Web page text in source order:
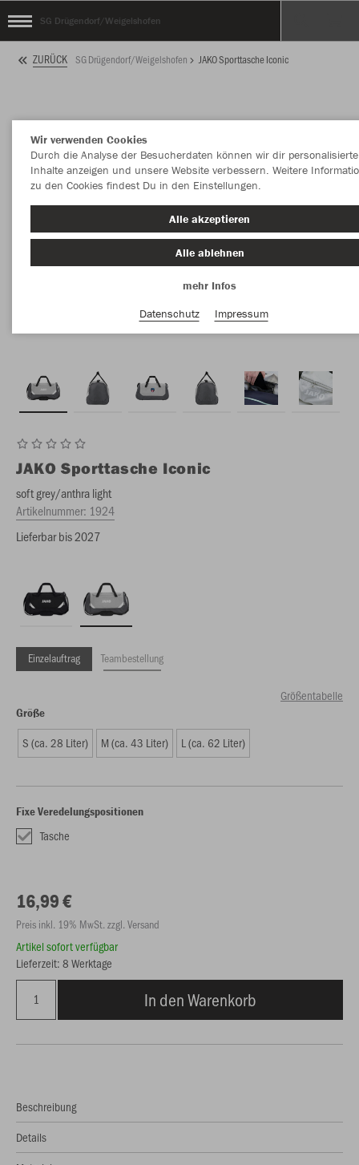
SG Drügendorf/Weigelshofen
ZURÜCK SG Drügendorf/Weigelshofen JAKO Sporttasche Iconic
JAKO Sporttasche Iconic
soft grey/anthra light
Artikelnummer: 1924
Lieferbar bis 2027
Einzelauftrag Teambestellung
Größentabelle
Größe
S (ca. 28 Liter) M (ca. 43 Liter) L (ca. 62 Liter)
Fixe Veredelungspositionen
Tasche
16,99 €
Preis inkl. 19% MwSt. zzgl. Versand
Artikel sofort verfügbar
Lieferzeit: 8 Werktage
In den Warenkorb
Beschreibung
Details
Wir verwenden Cookies
Durch die Analyse der Besucherdaten können wir dir personalisierte
Inhalte anzeigen und unsere Website verbessern. Weitere
zu den Cookies findest Du in den Einstellungen.
Alle akzeptieren
Alle ablehnen
mehr Infos
Datenschutz
Impressum